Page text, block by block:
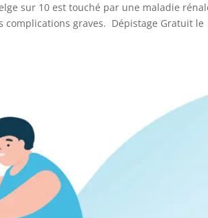
sur 10 est touché par une maladie
complications graves. Dépistage Gratuit le